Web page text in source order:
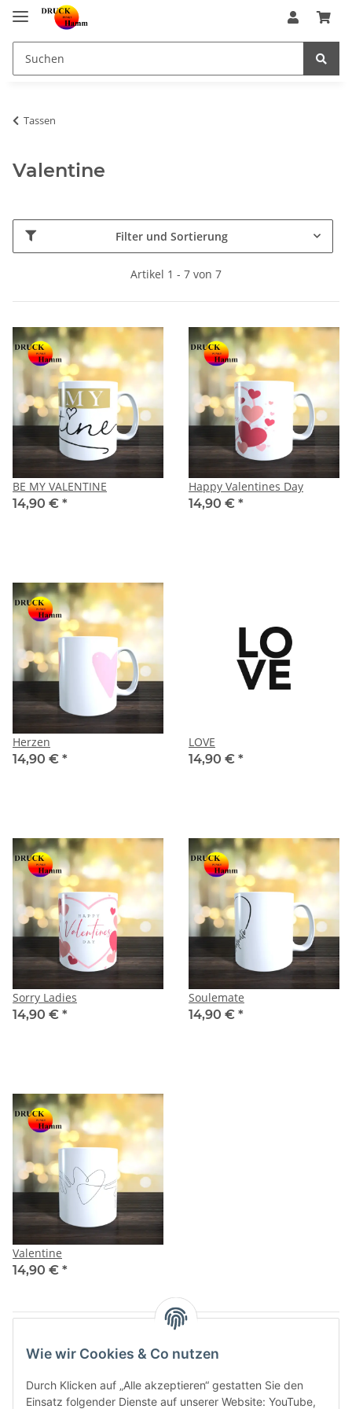
Tassen
Valentine
Filter und Sortierung
Artikel 1 - 7 von 7
BE MY VALENTINE
14,90 € *
Happy Valentines Day
14,90 € *
Herzen
14,90 € *
LOVE
14,90 € *
Sorry Ladies
14,90 € *
Soulemate
14,90 € *
Valentine
14,90 € *
Artikel 1 - 7 von 7
Wie wir Cookies & Co nutzen
Durch Klicken auf „Alle akzeptieren“ gestatten Sie den
Einsatz folgender Dienste auf unserer Website: YouTube,